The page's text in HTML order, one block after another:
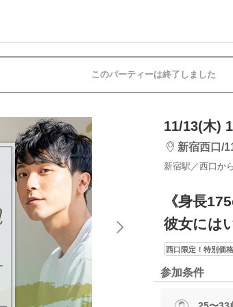
このパーティーは終了しました
11/13(木)
新宿西口/
新宿駅／西口か
《身長
彼女には
西口限定！特別価格
参加条件